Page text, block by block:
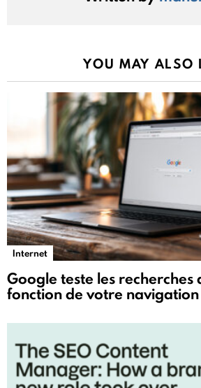
YOU MAY ALSO
Internet
Google teste les recherches
fonction de votre navigation